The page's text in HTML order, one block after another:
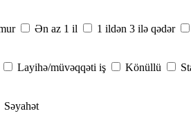
Ən az 1 il
1 ildən 3 ilə qədər
Layihə/müvəqqəti iş Könüllü
Səyahət